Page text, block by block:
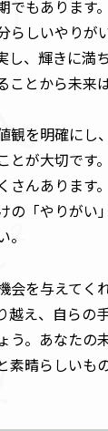
でもあります
らしいやりが
し、輝きに満
とから未来
観を明確にし
とが大切です
さんあります
の「やりがい
会を与えてく
越え、自らの
う。あなたの
素晴らしいも